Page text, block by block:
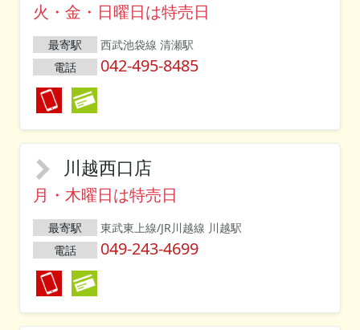
火・金・日曜日は特売日
最寄駅
西武池袋線 清瀬駅
電話
042-495-8485
川越西口店
月・木曜日は特売日
最寄駅
東武東上線/JR川越線 川越駅
電話
049-243-4699